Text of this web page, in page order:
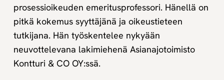
prosessioikeuden emeritusprofessori. Hänellä on
pitkä kokemus syyttäjänä ja oikeustieteen
tutkijana. Hän työskentelee nykyään
neuvottelevana lakimiehenä Asianajotoimisto
Kontturi & CO OY:ssä.